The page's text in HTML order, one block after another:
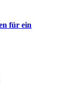
für ein